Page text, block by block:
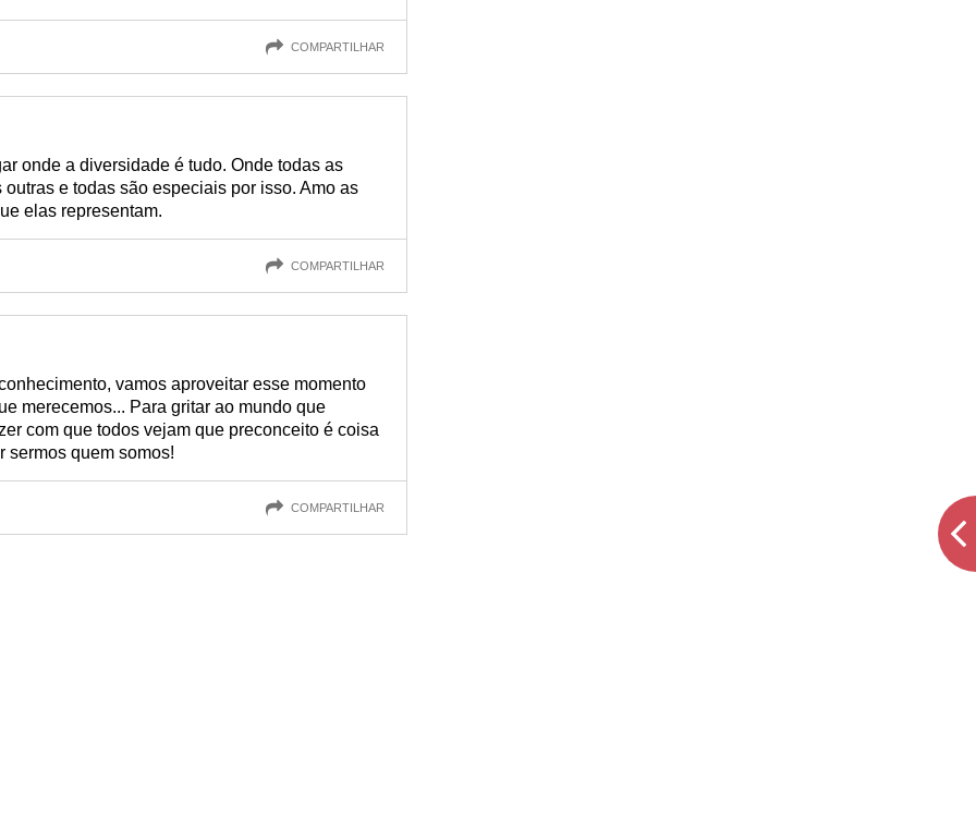
COMPARTILHAR
onde a diversidade é tudo. Onde todas as
e todas são especiais por isso. Amo as
elas representam.
COMPARTILHAR
vamos aproveitar esse momento
merecemos... Para gritar ao mundo que
com que todos vejam que preconceito é coisa
sermos quem somos!
COMPARTILHAR